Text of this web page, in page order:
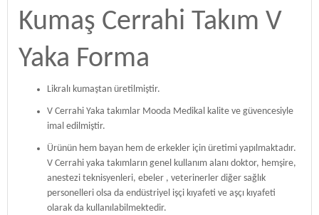
Kumaş Cerrahi Takım V
Yaka Forma
Likralı kumaştan üretilmiştir.
V Cerrahi Yaka takımlar Mooda Medikal kalite ve güvencesiyle
imal edilmiştir.
Ürünün hem bayan hem de erkekler için üretimi yapılmaktadır.
V Cerrahi yaka takımların genel kullanım alanı doktor, hemşire,
anestezi teknisyenleri, ebeler , veterinerler diğer sağlık
personelleri olsa da endüstriyel işçi kıyafeti ve aşçı kıyafeti
olarak da kullanılabilmektedir.